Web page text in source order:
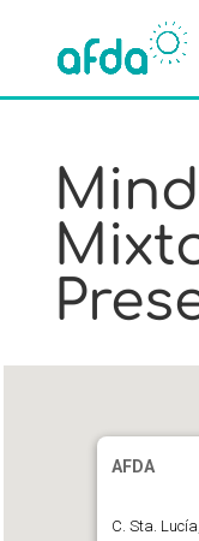
AFDA
C. Sta.